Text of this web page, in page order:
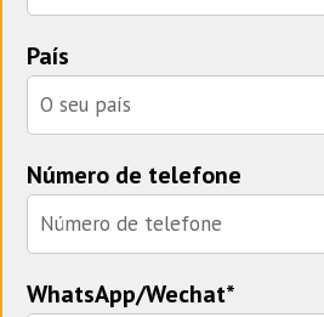
País
Número de telefone
WhatsApp/Wechat*